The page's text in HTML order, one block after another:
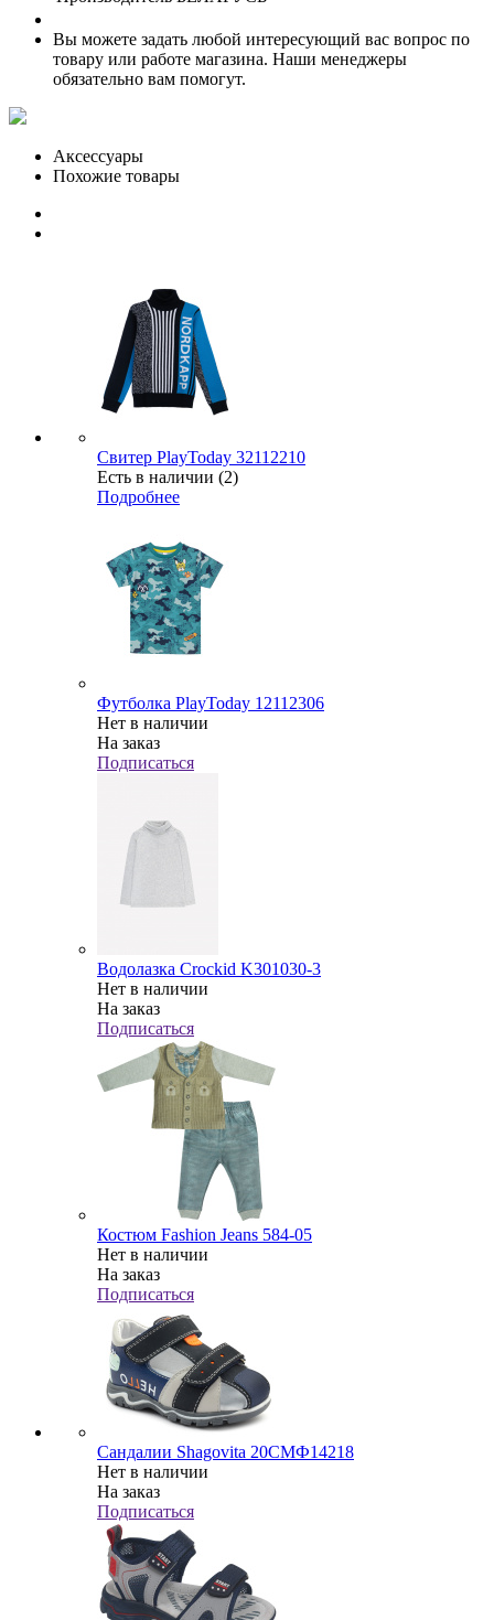
Вы можете задать любой интересующий вас вопрос по
товару или работе магазина. Наши менеджеры
обязательно вам помогут.
Аксессуары
Похожие товары
Свитер PlayToday 32112210
Есть в наличии (2)
Подробнее
Футболка PlayToday 12112306
Нет в наличии
На заказ
Подписаться
Водолазка Crockid K301030-3
Нет в наличии
На заказ
Подписаться
Костюм Fashion Jeans 584-05
Нет в наличии
На заказ
Подписаться
Сандалии Shagovita 20СМФ14218
Нет в наличии
На заказ
Подписаться